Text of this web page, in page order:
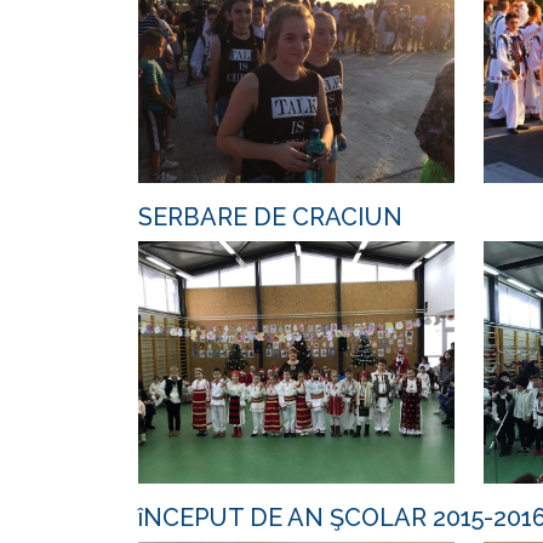
SERBARE DE CRACIUN
îNCEPUT DE AN ŞCOLAR 2015-